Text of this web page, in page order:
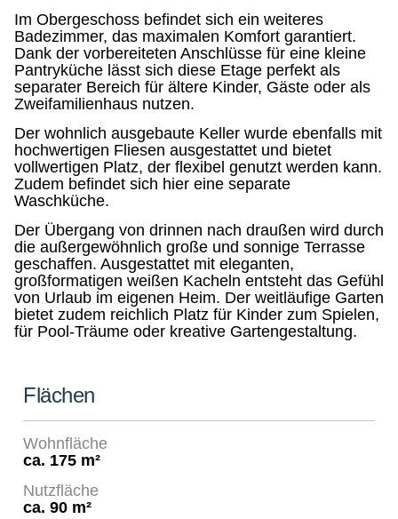
Im Obergeschoss befindet sich ein weiteres
Badezimmer, das maximalen Komfort garantiert.
Dank der vorbereiteten Anschlüsse für eine kleine
Pantryküche lässt sich diese Etage perfekt als
separater Bereich für ältere Kinder, Gäste oder als
Zweifamilienhaus nutzen.
Der wohnlich ausgebaute Keller wurde ebenfalls mit
hochwertigen Fliesen ausgestattet und bietet
vollwertigen Platz, der flexibel genutzt werden kann.
Zudem befindet sich hier eine separate
Waschküche.
Der Übergang von drinnen nach draußen wird durch
die außergewöhnlich große und sonnige Terrasse
geschaffen. Ausgestattet mit eleganten,
großformatigen weißen Kacheln entsteht das Gefühl
von Urlaub im eigenen Heim. Der weitläufige Garten
bietet zudem reichlich Platz für Kinder zum Spielen,
für Pool-Träume oder kreative Gartengestaltung.
Flächen
Wohnfläche
ca. 175 m²
Nutzfläche
ca. 90 m²